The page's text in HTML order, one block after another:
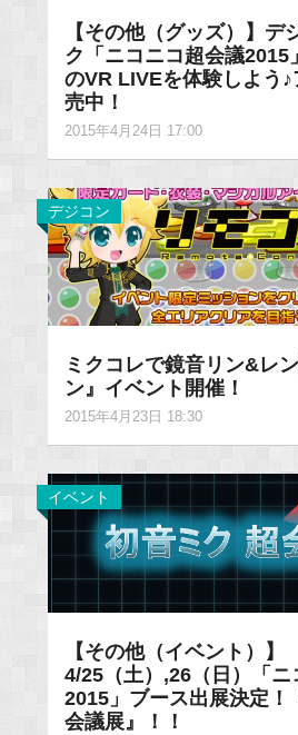
【その他（グッズ）】デ
ク「ニコニコ超会議2015
のVR LIVEを体験しよう
売中！
2015年4月24日 17:00
デジコン
ミクコレで鏡音リン&レ
ン』イベント開催！
2015年4月23日 18:30
イベント
【その他（イベント）】
4/25（土）,26（日）「ニ
2015」ブース出展決定！
会議展』！！